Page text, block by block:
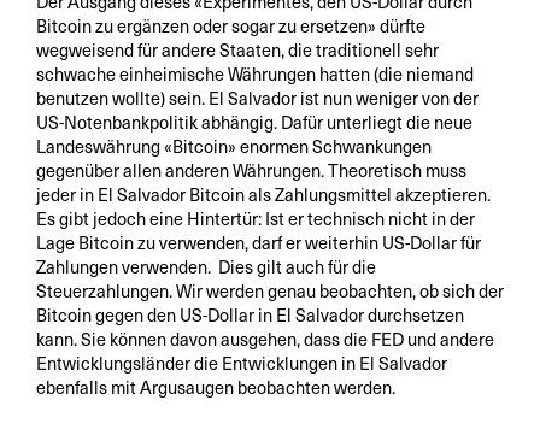
Bitcoin zu ergänzen oder sogar zu ersetzen» dürfte
wegweisend für andere Staaten, die traditionell sehr
schwache einheimische Währungen hatten (die niemand
benutzen wollte) sein. El Salvador ist nun weniger von der
US-Notenbankpolitik abhängig. Dafür unterliegt die neue
Landeswährung «Bitcoin» enormen Schwankungen
gegenüber allen anderen Währungen. Theoretisch muss
jeder in El Salvador Bitcoin als Zahlungsmittel akzeptieren.
Es gibt jedoch eine Hintertür: Ist er technisch nicht in der
Lage Bitcoin zu verwenden, darf er weiterhin US-Dollar für
Zahlungen verwenden. Dies gilt auch für die
Steuerzahlungen. Wir werden genau beobachten, ob sich der
Bitcoin gegen den US-Dollar in El Salvador durchsetzen
kann. Sie können davon ausgehen, dass die FED und andere
Entwicklungsländer die Entwicklungen in El Salvador
ebenfalls mit Argusaugen beobachten werden.